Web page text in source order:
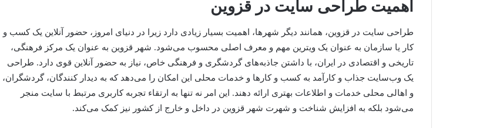
اهمیت طراحی سایت در قزوین
طراحی سایت در قزوین، همانند دیگر شهرها، اهمیت بسیار زیادی دارد زیرا در دنیای امروز، حضور آنلاین یک کسب و
کار یا سازمان به عنوان یک ویترین مهم و معرف اصلی محسوب می‌شود. شهر قزوین به عنوان یک مرکز فرهنگی،
تاریخی و اقتصادی در ایران، با داشتن جاذبه‌های گردشگری و فرهنگی خاص، نیاز به حضور آنلاین قوی دارد. طراحی
یک وب‌سایت جذاب و کارآمد به کسب و کارها و خدمات محلی این امکان را می‌دهد که به دیدار کنندگان، گردشگران،
و اهالی محلی خدمات و اطلاعات بهتری ارائه دهند. این امر نه تنها به ارتقاء تجربه کاربری مرتبط با سایت منجر
می‌شود بلکه به افزایش شناخت و شهرت شهر قزوین در داخل و خارج از کشور نیز کمک می‌کند.